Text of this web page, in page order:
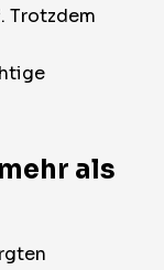
Trotzdem
als